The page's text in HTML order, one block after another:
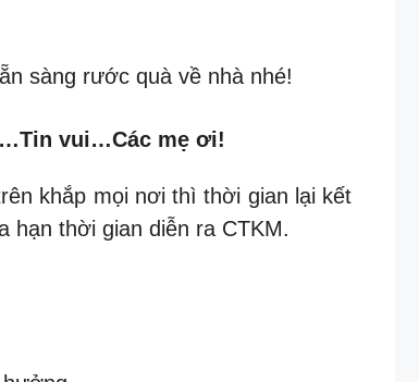
sàng rước quà về nhà nhé!
vui…Các mẹ ơi!
khắp mọi nơi thì thời gian lại kết
hạn thời gian diễn ra CTKM.